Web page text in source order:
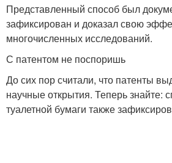
Представленный способ был
зафиксирован и доказал свою
многочисленных исследований.
С патентом не поспоришь
До сих пор считали, что патенты
научные открытия. Теперь знайте:
туалетной бумаги также